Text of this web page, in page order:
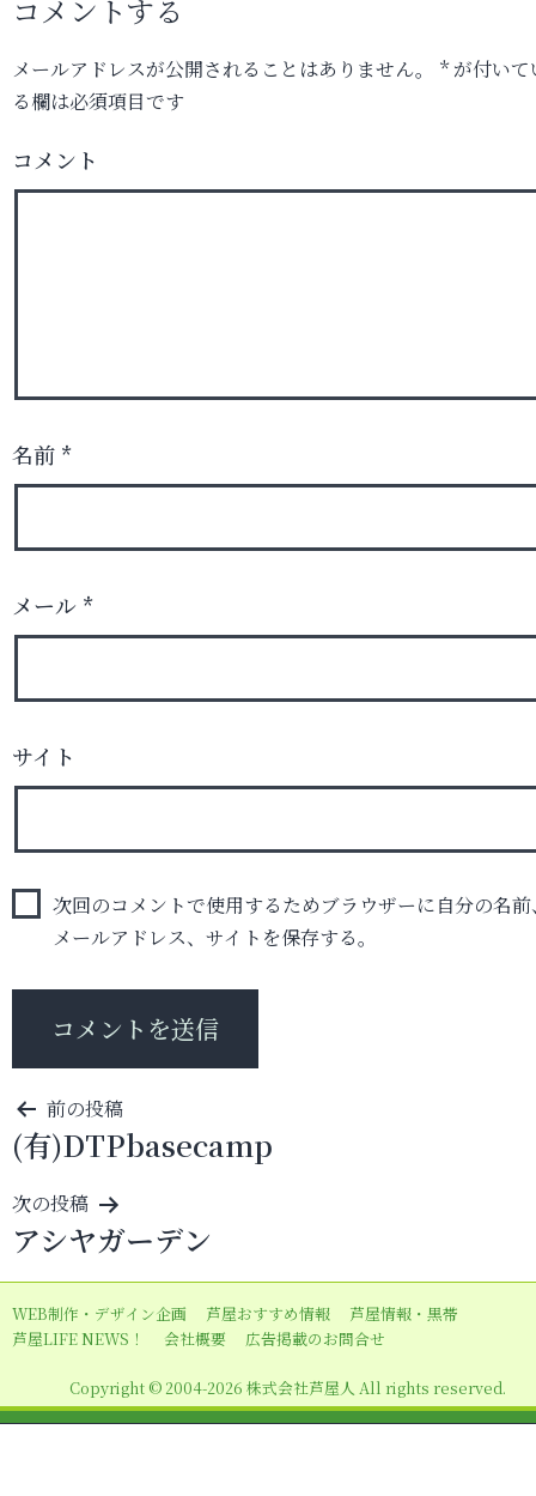
コメントする
メールアドレスが公開されることはありません。 *が付いて
る欄は必須項目です
コメント
名前 *
メール *
サイト
次回のコメントで使用するためブラウザーに自分の名前
メールアドレス、サイトを保存する。
投
稿
ナ
ビ
ゲ
ー
シ
ン
前の投稿
(有)DTPbasecamp
次の投稿
アシヤガーデン
WEB制作・デザイン企画 芦屋おすすめ情報
芦屋情報・黒帯
芦屋LIFE NEWS！
会社概要 広告掲載のお問合せ
Copyright © 2004-2026 株式会社芦屋人 All rights reserved.